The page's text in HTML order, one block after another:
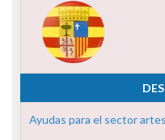
Ayudas para el sector